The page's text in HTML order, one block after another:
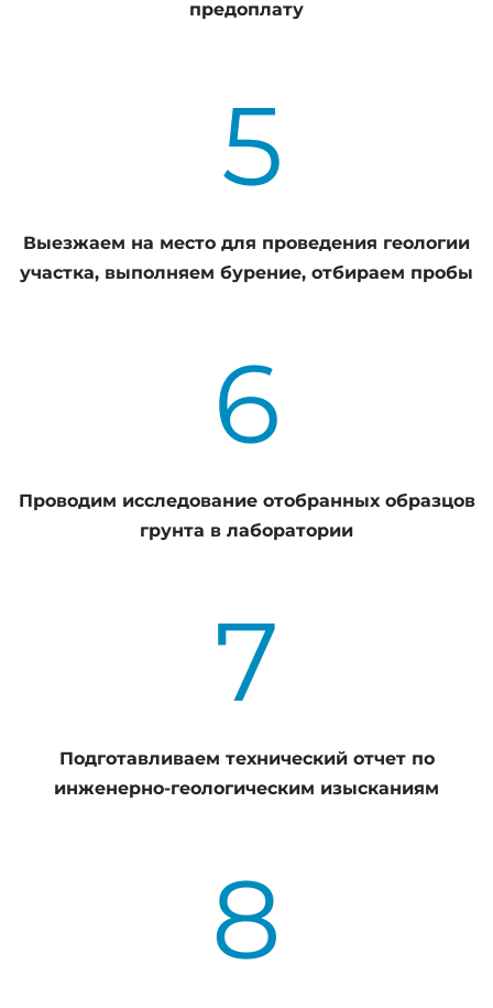
предоплату
5
Выезжаем на место для проведения геологии
участка, выполняем бурение, отбираем пробы
6
Проводим исследование отобранных образцов
грунта в лаборатории
7
Подготавливаем технический отчет по
инженерно-геологическим изысканиям
8